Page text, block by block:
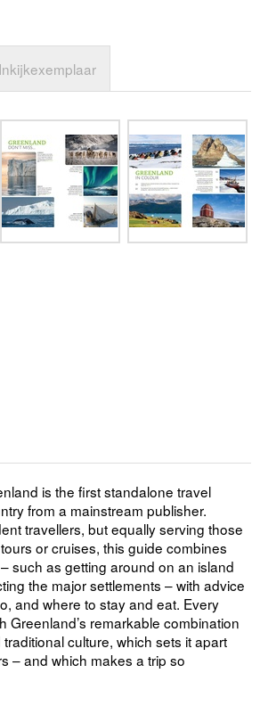
Inkijkexemplaar
is the first standalone travel
from a mainstream publisher.
travellers, but equally serving those
or cruises, this guide combines
such as getting around on an island
the major settlements – with advice
and where to stay and eat. Every
Greenland’s remarkable combination
culture, which sets it apart
– and which makes a trip so